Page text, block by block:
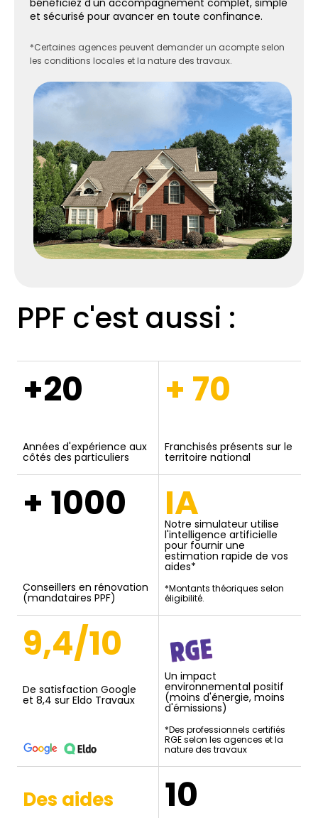
et sécurisé pour avancer en toute confinance.
*Certaines agences peuvent demander un acompte selon
les conditions locales et la nature des travaux.
PPF c'est aussi :
+20
Années d'expérience aux
côtés des particuliers
+ 70
Franchisés présents sur le
territoire national
+ 1000
Conseillers en rénovation
(mandataires PPF)
IA
Notre simulateur utilise
l'intelligence artificielle
pour fournir une
estimation rapide de vos
aides*
*Montants théoriques selon
éligibilité.
9,4/10
De satisfaction Google
et 8,4 sur Eldo Travaux
Un impact
environnemental positif
(moins d'énergie, moins
d'émissions)
*Des professionnels certifiés
RGE selon les agences et la
nature des travaux
Des aides
10